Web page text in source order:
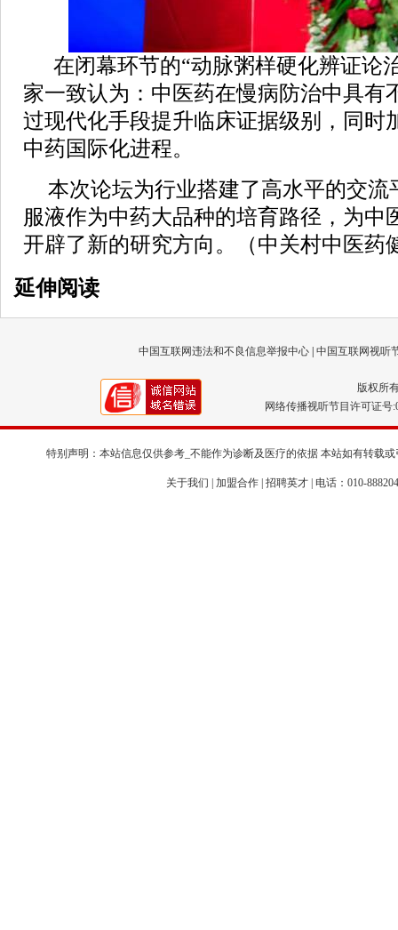
在闭幕环节的“动脉粥样硬化辨证论
家一致认为：中医药在慢病防治中具有
过现代化手段提升临床证据级别，同时
中药国际化进程。
本次论坛为行业搭建了高水平的交
服液作为中药大品种的培育路径，为中
开辟了新的研究方向。（中关村中医药
延伸阅读